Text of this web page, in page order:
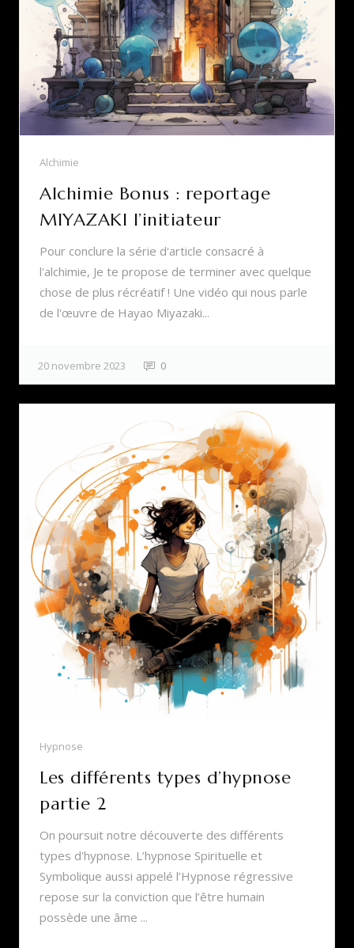
Alchimie
Alchimie Bonus : reportage
MIYAZAKI l’initiateur
Pour conclure la série d'article consacré à
l'alchimie, Je te propose de terminer avec quelque
chose de plus récréatif ! Une vidéo qui nous parle
de l'œuvre de Hayao Miyazaki...
20 novembre 2023 0
Hypnose
Les différents types d’hypnose
partie 2
On poursuit notre découverte des différents
types d'hypnose. L’hypnose Spirituelle et
Symbolique aussi appelé l’Hypnose régressive
repose sur la conviction que l’être humain
possède une âme ...